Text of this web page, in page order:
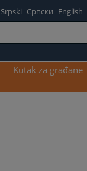
Srpski Српски English
Kutak za građane